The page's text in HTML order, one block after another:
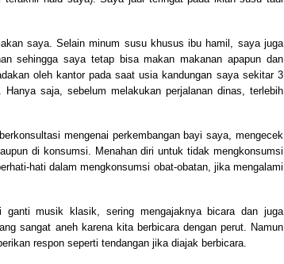
saya. Selain minum susu khusus ibu hamil, saya juga
sehingga saya tetap bisa makan makanan apapun dan
oleh kantor pada saat usia kandungan saya sekitar 3
saja, sebelum melakukan perjalanan dinas, terlebih
mengenai perkembangan bayi saya, mengecek
di konsumsi. Menahan diri untuk tidak mengkonsumsi
hati dalam mengkonsumsi obat-obatan, jika mengalami
ganti musik klasik, sering mengajaknya bicara dan juga
sangat aneh karena kita berbicara dengan perut. Namun
respon seperti tendangan jika diajak berbicara.